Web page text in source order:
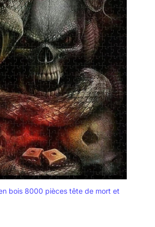
bois 8000 pièces tête de mort et